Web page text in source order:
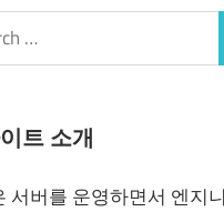
트 소개
서버를 운영하면서 엔지